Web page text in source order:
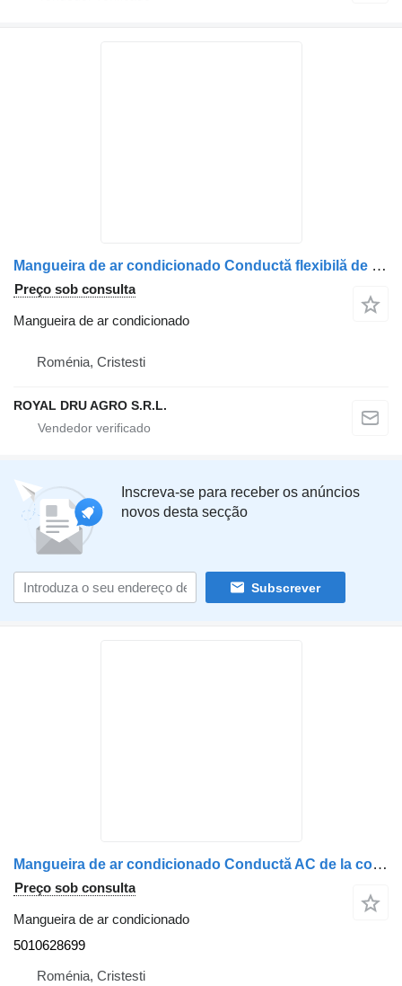
Mangueira de ar condicionado Conductă flexibilă de evacuare para camião Renault 7421497416/7401626097/7420455908
Preço sob consulta
Mangueira de ar condicionado
Roménia, Cristesti
ROYAL DRU AGRO S.R.L.
Inscreva-se para receber os anúncios
novos desta secção
Subscrever
Mangueira de ar condicionado Conductă AC de la condensator la compresor 5010628699 para camião Renault
Preço sob consulta
Mangueira de ar condicionado
5010628699
Roménia, Cristesti